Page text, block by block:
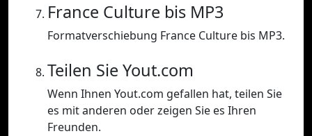
France Culture bis MP3
Formatverschiebung France Culture bis MP3.
Teilen Sie Yout.com
Wenn Ihnen Yout.com gefallen hat, teilen Sie
es mit anderen oder zeigen Sie es Ihren
Freunden.